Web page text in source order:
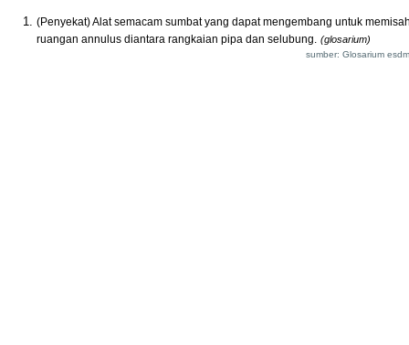
(Penyekat) Alat semacam sumbat yang dapat mengembang untuk
ruangan annulus diantara rangkaian pipa dan selubung. (glosarium)
sumber: Glosarium